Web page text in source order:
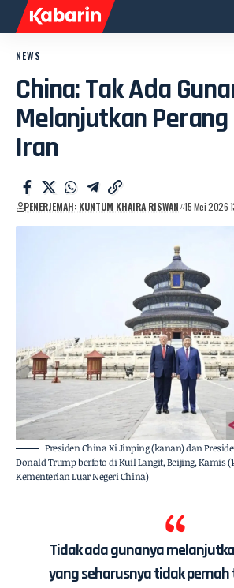
NEWS
China: Tak Ada
Melanjutkan
Iran
PENERJEMAH: KUNTUM KHAIRA RISWAN 15 Mei 2026
Presiden China Xi Jinping (kanan) dan
Donald Trump berfoto di Kuil Langit, Beijing, Kamis
Kementerian Luar Negeri China)
Tidak ada gunanya
yang seharusnya tidak pernah